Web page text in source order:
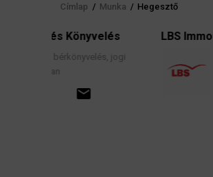
Morzsa
Címlap / Munka / Hegesztő
LBS Immobilien-GmbH
Ingatlanközvetítés,
hitelek,
szerződések,